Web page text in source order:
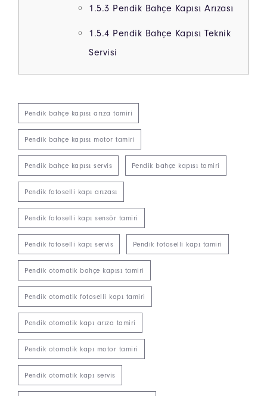
1.5.3 Pendik Bahçe Kapısı Arızası
1.5.4 Pendik Bahçe Kapısı Teknik
Servisi
Pendik bahçe kapısı arıza tamiri
Pendik bahçe kapısı motor tamiri
Pendik bahçe kapısı servis Pendik bahçe kapısı tamiri
Pendik fotoselli kapı arızası
Pendik fotoselli kapı sensör tamiri
Pendik fotoselli kapı servis Pendik fotoselli kapı tamiri
Pendik otomatik bahçe kapısı tamiri
Pendik otomatik fotoselli kapı tamiri
Pendik otomatik kapı arıza tamiri
Pendik otomatik kapı motor tamiri
Pendik otomatik kapı servis